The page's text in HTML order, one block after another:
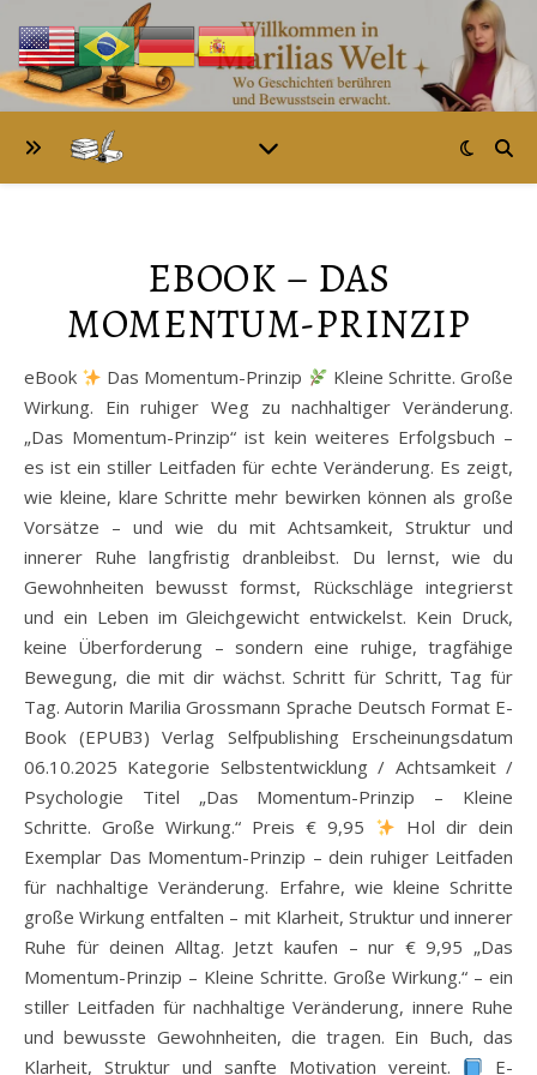
EBOOK – DAS
MOMENTUM-PRINZIP
eBook Das Momentum-Prinzip
Kleine Schritte. Große
Wirkung. Ein ruhiger Weg zu nachhaltiger Veränderung.
„Das Momentum-Prinzip“ ist kein weiteres Erfolgsbuch –
es ist ein stiller Leitfaden für echte Veränderung. Es zeigt,
wie kleine, klare Schritte mehr bewirken können als große
Vorsätze – und wie du mit Achtsamkeit, Struktur und
innerer Ruhe langfristig dranbleibst. Du lernst, wie du
Gewohnheiten bewusst formst, Rückschläge integrierst
und ein Leben im Gleichgewicht entwickelst. Kein Druck,
keine Überforderung – sondern eine ruhige, tragfähige
Bewegung, die mit dir wächst. Schritt für Schritt, Tag für
Tag. Autorin Marilia Grossmann Sprache Deutsch Format E-
Book (EPUB3) Verlag Selfpublishing Erscheinungsdatum
06.10.2025 Kategorie Selbstentwicklung / Achtsamkeit /
Psychologie Titel „Das Momentum-Prinzip – Kleine
Schritte. Große Wirkung.“ Preis € 9,95
Hol dir dein
Exemplar Das Momentum-Prinzip – dein ruhiger Leitfaden
für nachhaltige Veränderung. Erfahre, wie kleine Schritte
große Wirkung entfalten – mit Klarheit, Struktur und innerer
Ruhe für deinen Alltag. Jetzt kaufen – nur € 9,95 „Das
Momentum-Prinzip – Kleine Schritte. Große Wirkung.“ – ein
stiller Leitfaden für nachhaltige Veränderung, innere Ruhe
und bewusste Gewohnheiten, die tragen. Ein Buch, das
Klarheit, Struktur und sanfte Motivation vereint.
E-